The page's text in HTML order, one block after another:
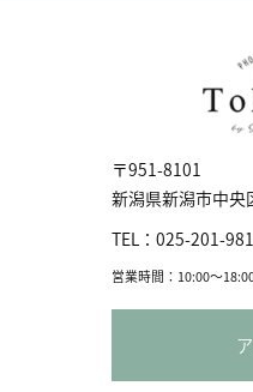
〒951-8101
新潟県新潟市中
TEL： 025-201-
営業時間：10:00〜